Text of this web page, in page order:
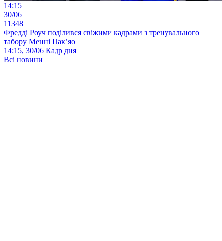
14:15
30/06
11348
Фредді Роуч поділився свіжими кадрами з тренувального
табору Менні Пак’яо
14:15, 30/06 Кадр дня
Всі новини